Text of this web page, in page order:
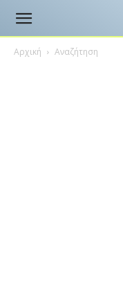
Αρχική Αναζήτηση